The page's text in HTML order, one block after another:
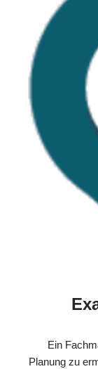
Ein
Planung zu